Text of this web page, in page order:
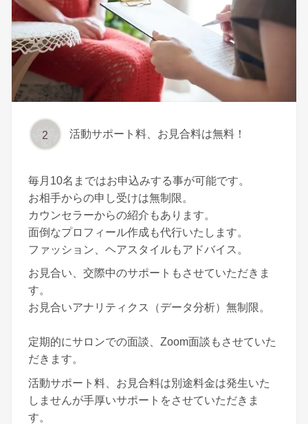
2 活動サポート料、お見合料は無料！
毎月10名まではお申込みする事が可能です。
お相手からの申し受けは無制限。
カウンセラーからの紹介もあります。
面倒なプロフィール作成も代行いたします。
ファッション、ヘアスタイルもアドバイス。
お見合い、交際中のサポートもさせていただきま
す。
お見合いアナリティクス（データ分析）無制限。
定期的にサロンでの面談、Zoom面談もさせていた
だきます。
活動サポート料、お見合料は別途料金は発生いた
しませんが手厚いサポートをさせていただきま
す。